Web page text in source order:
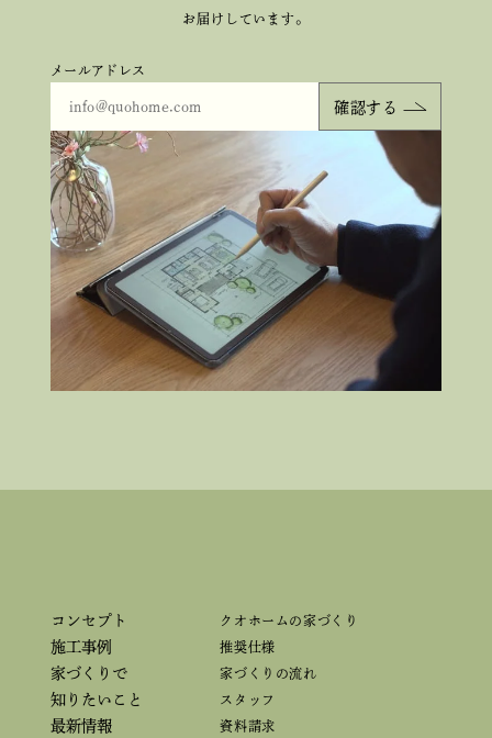
お届けしています。
メールアドレス
コンセプト
施工事例
家づくりで
知りたいこと
最新情報
クオホームの家づくり
推奨仕様
家づくりの流れ
スタッフ
資料請求